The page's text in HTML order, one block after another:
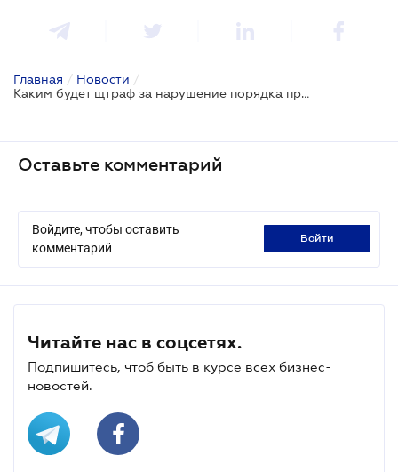
Главная / Новости /
Каким будет щтраф за нарушение порядка прекращения юрлица
Оставьте комментарий
Войдите, чтобы оставить
комментарий
войти
Читайте нас в соцсетях.
Подпишитесь, чтоб быть в курсе всех бизнес-
новостей.